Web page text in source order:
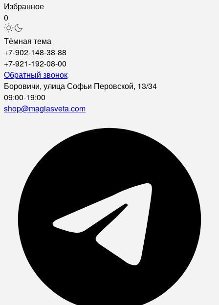
Избранное
0
Тёмная тема
+7-902-148-38-88
+7-921-192-08-00
Обратный звонок
Боровичи, улица Софьи Перовской, 13/34
09:00-19:00
shop@magiasveta.com